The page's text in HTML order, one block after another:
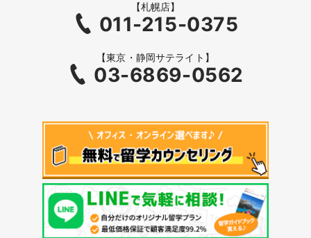
【札幌店】
011-215-0375
【東京・静岡サテライト】
03-6869-0562